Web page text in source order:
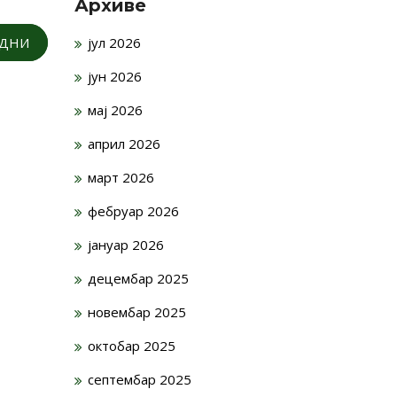
Архиве
јул 2026
јун 2026
мај 2026
април 2026
март 2026
фебруар 2026
јануар 2026
децембар 2025
новембар 2025
октобар 2025
септембар 2025